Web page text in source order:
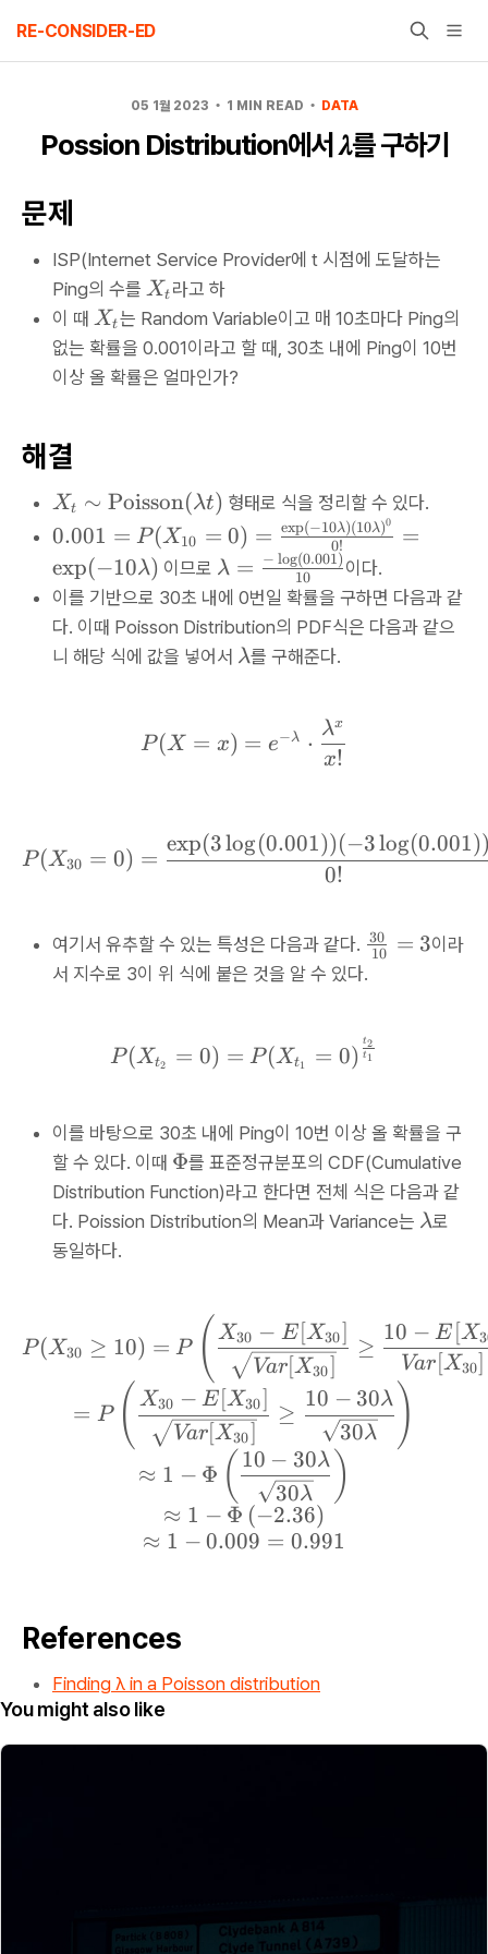
Skip
RE-CONSIDER-ED
05 1월 2023 1 MIN READ DATA
Possion Distribution에서 𝜆를 구하기
문제
ISP(Internet Service Provider에 t 시점에 도달하는
Ping의 수를 X
_
t
Xt 라고 하
이 때 X
_
t
Xt는 Random Variable이고 매 10초마다 Ping의
없는 확률을 0.001이라고 할 때, 30초 내에 Ping이 10번
이상 올 확률은 얼마인가?
해결
X
_
{
t
}
\
si
oi
n
}
d
a
t)
Xt ∼ Poisson(λt) 형태로 식을 정리할 수 있다.
0.
0
1
=
P
}
=
=
\f
e
x
p
(-
1
0
m
b
d
a
)
0.001 = P (X10 = 0) = 0!
exp(−10λ)(10λ)0
=
exp(−10λ) 이므로 \l
a
m
b
d
\f
{-
g
(
0.
1
{
1
0
}
λ = 10
− log(0.001) 이다.
이를 기반으로 30초 내에 0번일 확률을 구하면 다음과 같
다. 이때 Poisson Distribution의 PDF식은 다음과 같으
니 해당 식에 값을 넣어서 \l
λ를 구해준다.
P(X=x)=e^{-
P(X = x) = e−λ ⋅
x!
λx
P(X_{30}=0) =
P(X30 = 0) =
0!
exp(3log(0.001))(−3log(0.001)
여기서 유추할 수 있는 특성은 다음과 같다. {
o
r
1
0
}
=
10
30 = 3이라
서 지수로 3이 위 식에 붙은 것을 알 수 있다.
P(Xt2 = 0) = P (Xt1 = 0) t 1
t2
이를 바탕으로 30초 내에 Ping이 10번 이상 올 확률을 구
할 수 있다. 이때 \
P
h
Φ를 표준정규분포의 CDF(Cumulative
Distribution Function)라고 한다면 전체 식은 다음과 같
다. Poission Distribution의 Mean과 Variance는 \l
a
λ로
동일하다.
P(X_{30} \geq 10) =
P(X30 ≥ 10) = P ( Var[X30]
X30 − E [X30]
≥
Var [X30]
10 − E [X
= P ( Var[X30]
X30 − E [X30 ≥
30λ
10 − 30λ )
≈ 1 − Φ ( 30λ
10 − 30λ )
≈ 1 − Φ (−2.36)
≈ 1 − 0.009 = 0.991
References
Finding λ in a Poisson distribution
You might also like